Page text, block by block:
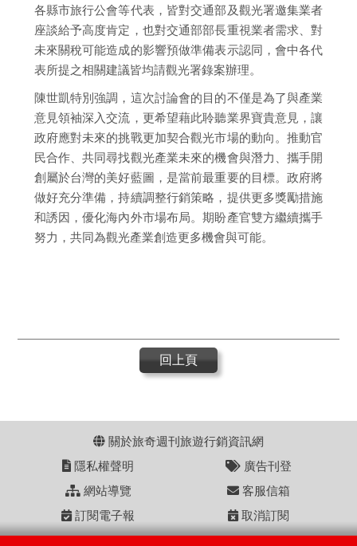
各縣市旅行公會等代表，皆對交通部及觀光署邀集業者
座談給予高度肯定，也對交通部部長重視業者需求、對
未來關稅可能造成的影響預做準備表示認同，會中各代
表所提之相關建議皆均請觀光署錄案辦理。
陳世凱特別強調，這次討論會的目的不僅是為了與產業
意見領袖深入交流，更希望藉此聆聽業界寶貴意見，讓
政府應對未來的挑戰更加契合觀光市場的動向。推動官
民合作、共同尋找觀光產業未來的機會與潛力、攜手開
創屬於台灣的美好藍圖，是當前最重要的目標。政府將
做好充分準備，持續調整行銷策略，提供更多獎勵措施
和誘因，優化海內外市場布局。期盼產官雙方繼續攜手
努力，共同為觀光產業創造更多機會與可能。
回上頁
關於旅奇週刊旅遊行銷資訊網
隱私權聲明
廣告刊登
網站導覽
客服信箱
訂閱電子報
取消訂閱